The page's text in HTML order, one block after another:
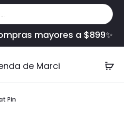
mayores a $899✨
Pin